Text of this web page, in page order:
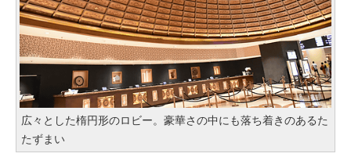
広々とした楕円形のロビー。豪華さの中にも落ち着きのあるた
たずまい